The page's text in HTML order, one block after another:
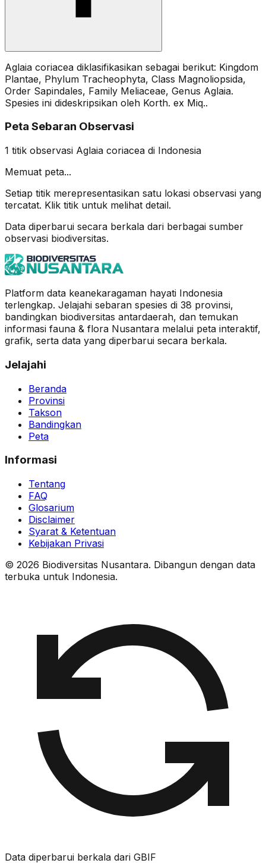
Aglaia coriacea diklasifikasikan sebagai berikut: Kingdom
Plantae, Phylum Tracheophyta, Class Magnoliopsida,
Order Sapindales, Family Meliaceae, Genus Aglaia.
Spesies ini dideskripsikan oleh Korth. ex Miq..
Peta Sebaran Observasi
1 titik observasi Aglaia coriacea di Indonesia
Memuat peta...
Setiap titik merepresentasikan satu lokasi observasi yang
tercatat. Klik titik untuk melihat detail.
Data diperbarui secara berkala dari berbagai sumber
observasi biodiversitas.
Platform data keanekaragaman hayati Indonesia
terlengkap. Jelajahi sebaran spesies di 38 provinsi,
bandingkan biodiversitas antardaerah, dan temukan
informasi fauna & flora Nusantara melalui peta interaktif,
grafik, serta data yang diperbarui secara berkala.
Jelajahi
Beranda
Provinsi
Takson
Bandingkan
Peta
Informasi
Tentang
FAQ
Glosarium
Disclaimer
Syarat & Ketentuan
Kebijakan Privasi
© 2026 Biodiversitas Nusantara. Dibangun dengan data
terbuka untuk Indonesia.
Data diperbarui berkala dari GBIF